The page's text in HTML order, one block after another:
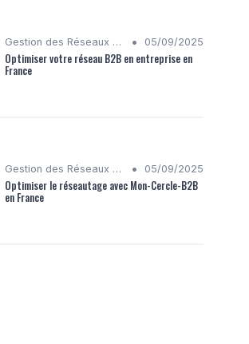
Gestion des Réseaux Sociaux • 05/09/2025
Optimiser votre réseau B2B en entreprise en
France
Gestion des Réseaux Sociaux • 05/09/2025
Optimiser le réseautage avec Mon-Cercle-B2B
en France